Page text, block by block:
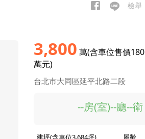
檢舉
3,800 萬(含車位售價180
萬元)
台北市大同區延平北路二段
--房(室)--廳--衛
建坪(含車位3.684坪) 屋齡